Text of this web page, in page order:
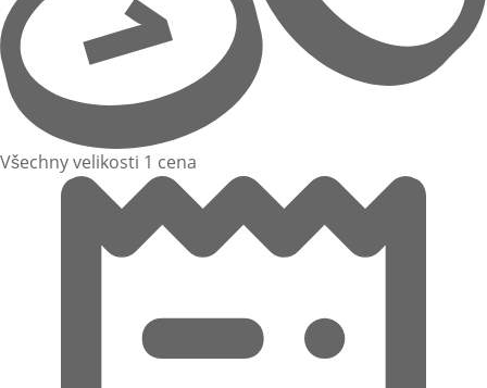
Všechny velikosti 1 cena